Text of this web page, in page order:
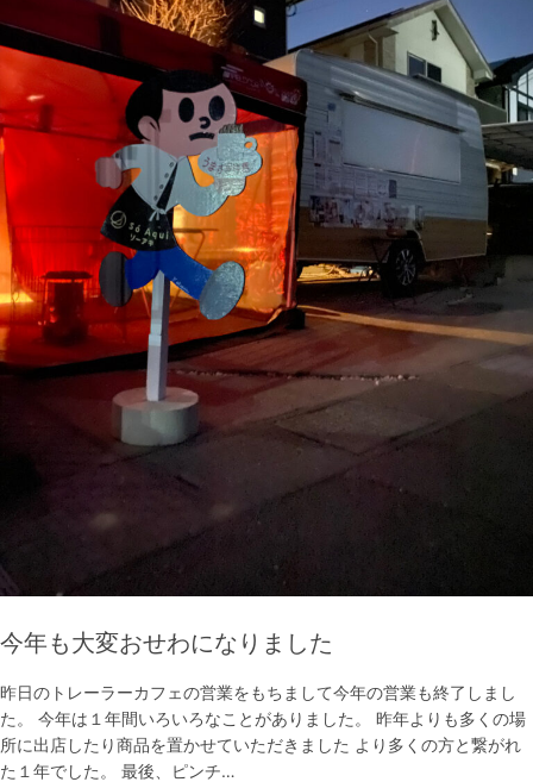
今年も大変おせわになりました
昨日のトレーラーカフェの営業をもちまして今年の営業も終了しまし
た。 今年は１年間いろいろなことがありました。 昨年よりも多くの場
所に出店したり商品を置かせていただきました より多くの方と繋がれ
た１年でした。 最後、ピンチ…